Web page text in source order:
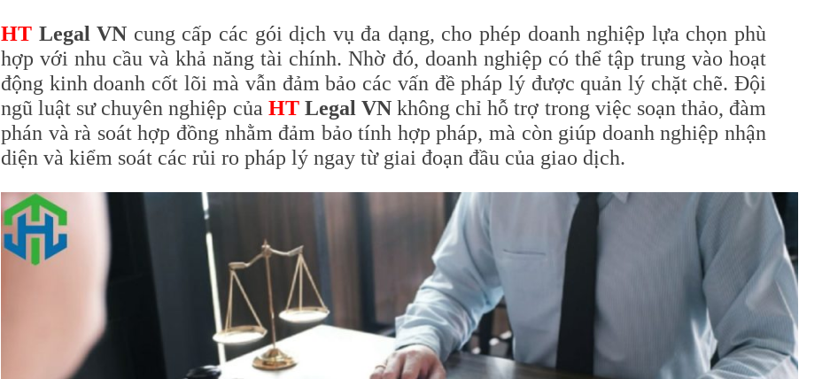
HT Legal VN cung cấp các gói dịch vụ đa dạng, cho phép doanh nghiệp lựa chọn phù
hợp với nhu cầu và khả năng tài chính. Nhờ đó, doanh nghiệp có thể tập trung vào hoạt
động kinh doanh cốt lõi mà vẫn đảm bảo các vấn đề pháp lý được quản lý chặt chẽ. Đội
ngũ luật sư chuyên nghiệp của HTLegal VNkhông chỉ hỗ trợ trong việc soạn thảo, đàm
phán và rà soát hợp đồng nhằm đảm bảo tính hợp pháp, mà còn giúp doanh nghiệp nhận
diện và kiểm soát các rủi ro pháp lý ngay từ giai đoạn đầu của giao dịch.